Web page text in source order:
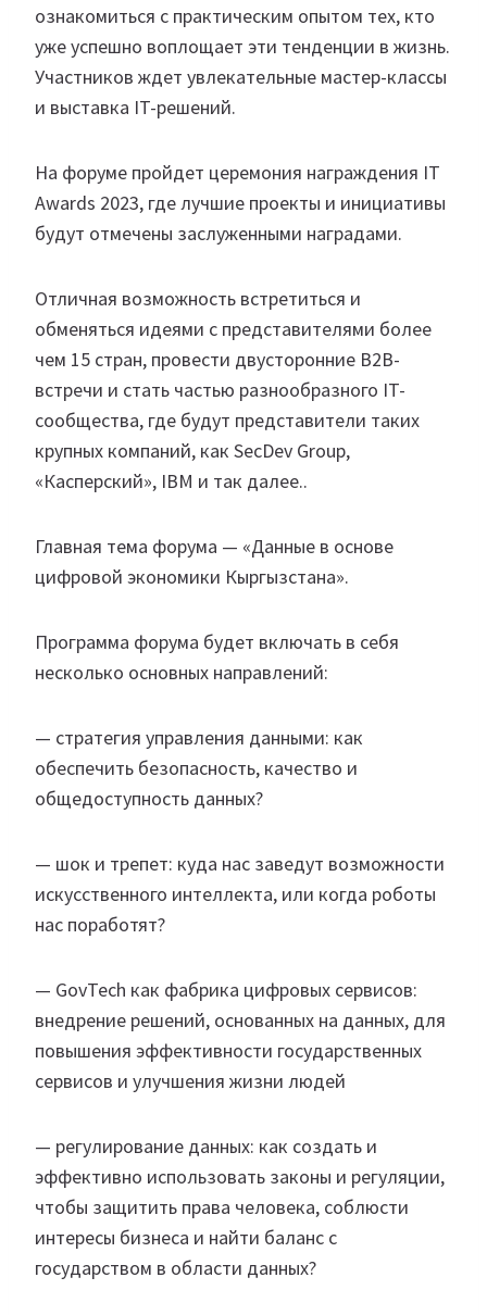
ознакомиться с практическим опытом тех, кто
уже успешно воплощает эти тенденции в жизнь.
Участников ждет увлекательные мастер-классы
и выставка IT-решений.
На форуме пройдет церемония награждения IT
Awards 2023, где лучшие проекты и инициативы
будут отмечены заслуженными наградами.
Отличная возможность встретиться и
обменяться идеями с представителями более
чем 15 стран, провести двусторонние B2B-
встречи и стать частью разнообразного IT-
сообщества, где будут представители таких
крупных компаний, как SecDev Group,
«Касперский», IBM и так далее..
Главная тема форума — «Данные в основе
цифровой экономики Кыргызстана».
Программа форума будет включать в себя
несколько основных направлений:
— стратегия управления данными: как
обеспечить безопасность, качество и
общедоступность данных?
— шок и трепет: куда нас заведут возможности
искусственного интеллекта, или когда роботы
нас поработят?
— GovTech как фабрика цифровых сервисов:
внедрение решений, основанных на данных, для
повышения эффективности государственных
сервисов и улучшения жизни людей
— регулирование данных: как создать и
эффективно использовать законы и регуляции,
чтобы защитить права человека, соблюсти
интересы бизнеса и найти баланс с
государством в области данных?